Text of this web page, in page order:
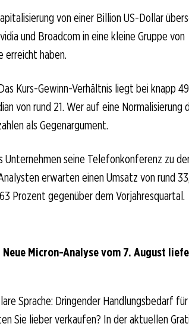
von einer Billion US-Dollar
und Broadcom in eine kleine Gruppe von
erreicht haben.
Kurs-Gewinn-Verhältnis liegt bei knapp
von rund 21. Wer auf eine Normalisierung
als Gegenargument.
Unternehmen seine Telefonkonferenz zu
erwarten einen Umsatz von rund
Prozent gegenüber dem Vorjahresquartal.
Micron-Analyse vom 7. August
Sprache: Dringender Handlungsbedarf
Sie lieber verkaufen? In der aktuellen